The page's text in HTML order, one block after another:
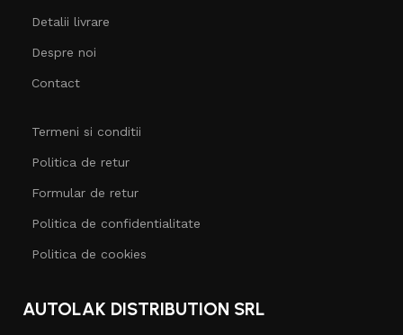
Detalii livrare
Despre noi
Contact
Termeni si conditii
Politica de retur
Formular de retur
Politica de confidentialitate
Politica de cookies
AUTOLAK DISTRIBUTION SRL